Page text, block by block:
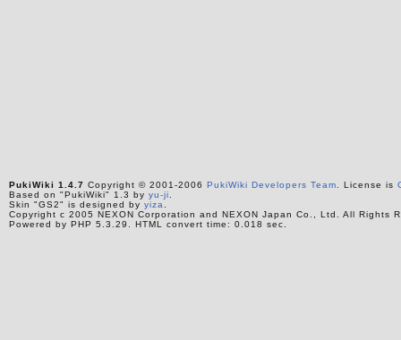
PukiWiki 1.4.7 Copyright © 2001-2006 PukiWiki Developers Team . License is
Based on "PukiWiki" 1.3 by yu-ji
Skin "GS2" is designed by yiza
Copyright c 2005 NEXON Corporation and NEXON Japan Co., Ltd. All Rights
Powered by PHP 5.3.29. HTML convert time: 0.018 sec.